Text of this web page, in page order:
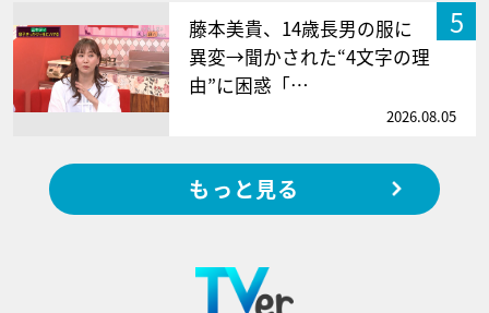
5
藤本美貴、14歳長男の服に
異変→聞かされた“4文字の理
由”に困惑「…
2026.08.05
もっと見る